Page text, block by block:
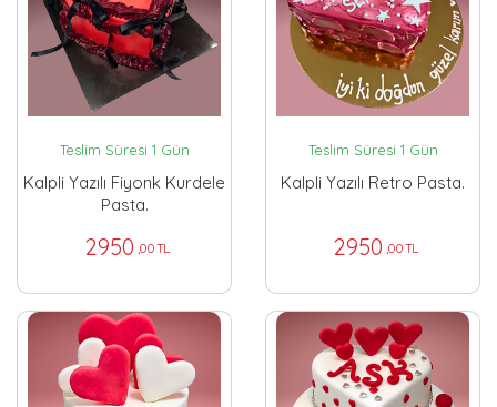
Teslim Süresi 1 Gün
Kalpli Yazılı Fiyonk Kurdele
Pasta.
2950 ,00 TL
Teslim Süresi 1 Gün
Kalpli Yazılı Retro Pasta.
2950 ,00 TL